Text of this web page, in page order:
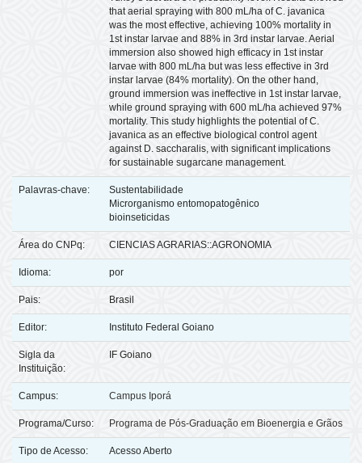
that aerial spraying with 800 mL/ha of C. javanica
was the most effective, achieving 100% mortality in
1st instar larvae and 88% in 3rd instar larvae. Aerial
immersion also showed high efficacy in 1st instar
larvae with 800 mL/ha but was less effective in 3rd
instar larvae (84% mortality). On the other hand,
ground immersion was ineffective in 1st instar larvae,
while ground spraying with 600 mL/ha achieved 97%
mortality. This study highlights the potential of C.
javanica as an effective biological control agent
against D. saccharalis, with significant implications
for sustainable sugarcane management.
Palavras-chave:
Sustentabilidade
Microrganismo entomopatogênico
bioinseticidas
Área do CNPq: CIENCIAS AGRARIAS::AGRONOMIA
Idioma: por
Pais: Brasil
Editor: Instituto Federal Goiano
Sigla da
Instituição:
IF Goiano
Campus: Campus Iporá
Programa/Curso: Programa de Pós-Graduação em Bioenergia e Grãos
Tipo de Acesso: Acesso Aberto